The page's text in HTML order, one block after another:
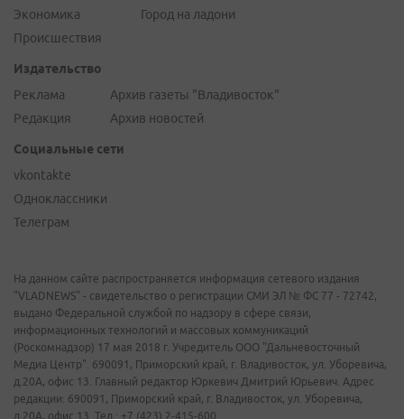
Экономика
Происшествия
Город на ладони
Издательство
Реклама
Редакция
Архив газеты "Владивосток"
Архив новостей
Социальные сети
vkontakte
Одноклассники
Телеграм
На данном сайте распространяется информация сетевого издания
"VLADNEWS" - свидетельство о регистрации СМИ ЭЛ № ФС 77 - 72742,
выдано Федеральной службой по надзору в сфере связи,
информационных технологий и массовых коммуникаций
(Роскомнадзор) 17 мая 2018 г. Учредитель ООО "Дальневосточный
Медиа Центр". 690091, Приморский край, г. Владивосток, ул. Уборевича,
д.20А, офис 13. Главный редактор Юркевич Дмитрий Юрьевич. Адрес
редакции: 690091, Приморский край, г. Владивосток, ул. Уборевича,
д.20А, офис 13. Тел.: +7 (423) 2-415-600.